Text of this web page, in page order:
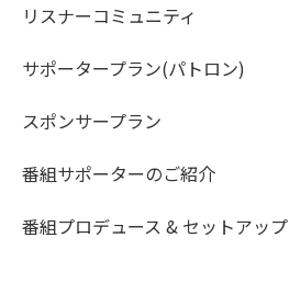
リスナーコミュニティ
サポータープラン(パトロン)
スポンサープラン
番組サポーターのご紹介
番組プロデュース & セットアップ